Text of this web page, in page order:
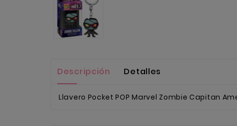
Descripción Detalles
Llavero Pocket POP Marvel Zombie Capitan